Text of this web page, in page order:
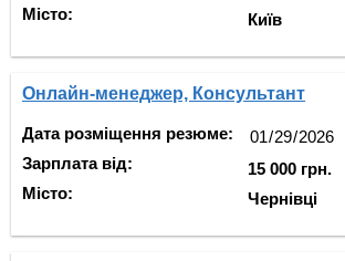
Місто:
Київ
Онлайн-менеджер, Консультант
Дата розміщення резюме:
Зарплата від:
Місто:
15 000 грн.
Чернівці